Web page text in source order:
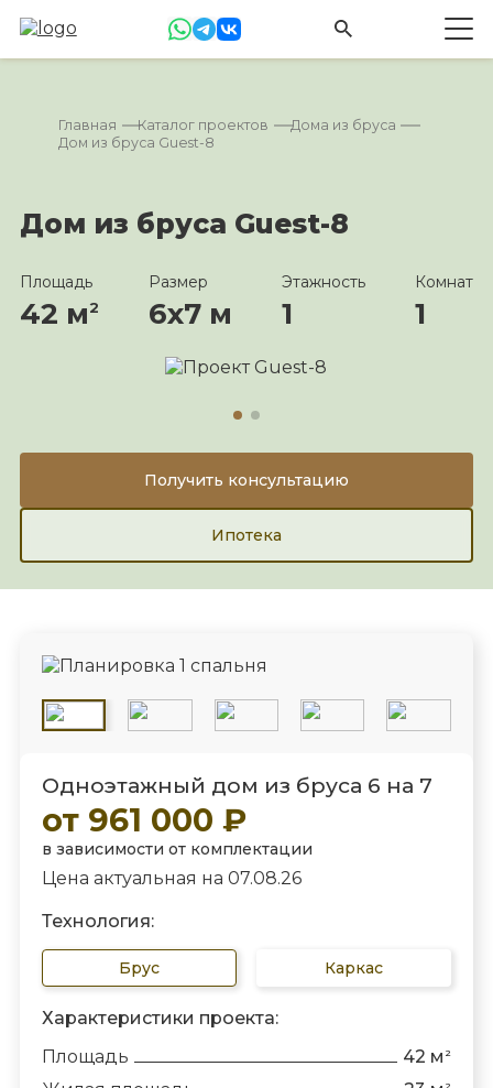
Главная Каталог проектов
Дома из бруса
Дом из бруса Guest-8
Дом из бруса Guest-8
Площадь
42 м2
Размер
6х7 м
Этажность
1
Комнат
1
Получить консультацию
Ипотека
Одноэтажный дом из бруса 6 на 7
от 961 000 ₽
в зависимости от комплектации
Цена актуальная на 07.08.26
Технология:
Брус Каркас
Характеристики проекта:
Площадь
42 м 2
2